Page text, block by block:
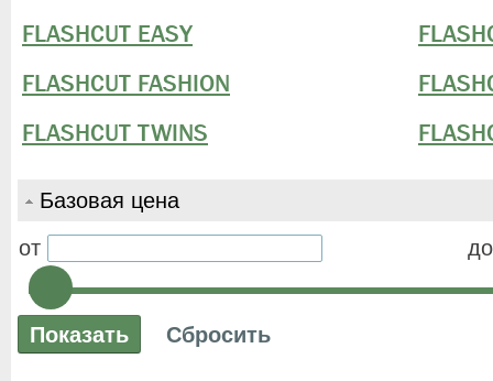
FLASHCUT EASY
FLASHCUT FASHION
FLASHCUT TWINS
Базовая цена
от
до